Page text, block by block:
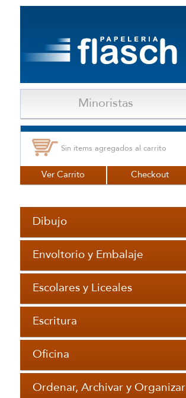
Minoristas
Sin items agregados al carrito
Ver Carrito Checkout
Dibujo
Envoltorio y Embalaje
Escolares y Liceales
Escritura
Oficina
Ordenar, Archivar y Organizar